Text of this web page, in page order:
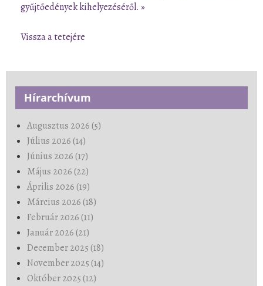
gyűjtőedények kihelyezéséről. »
Vissza a tetejére
Hírarchívum
Augusztus 2026 (5)
Július 2026 (14)
Június 2026 (17)
Május 2026 (22)
Április 2026 (19)
Március 2026 (18)
Február 2026 (11)
Január 2026 (21)
December 2025 (18)
November 2025 (14)
Október 2025 (12)